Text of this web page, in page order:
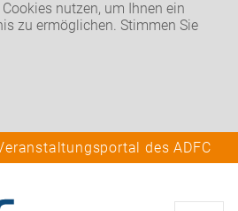
nutzen, um Ihnen ein
zu ermöglichen. Stimmen Sie
des ADFC